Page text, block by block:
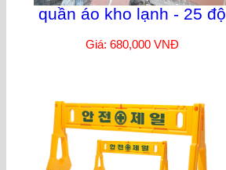
quần áo kho lạnh - 25 độ
Giá: 680,000 VNĐ